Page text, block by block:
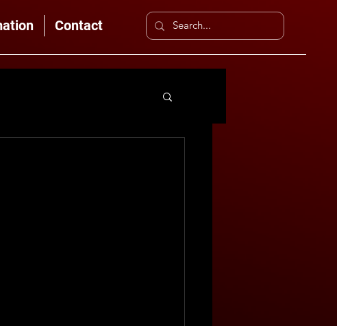
Contact